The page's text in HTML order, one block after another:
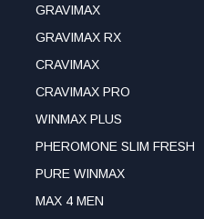
GRAVIMAX
GRAVIMAX RX
CRAVIMAX
CRAVIMAX PRO
WINMAX PLUS
PHEROMONE SLIM FRESH
PURE WINMAX
MAX 4 MEN